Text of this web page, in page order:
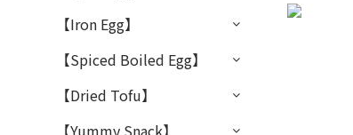
【Iron Egg】
【Spiced Boiled Egg】
【Dried Tofu】
【Yummy Snack】